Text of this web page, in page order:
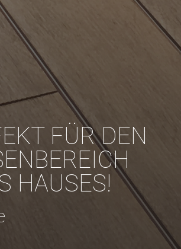
FÜR DEN
I
HAUSES!